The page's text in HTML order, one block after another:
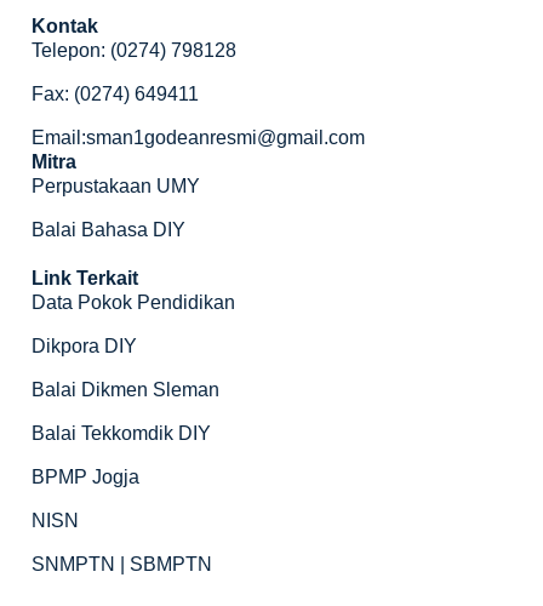
Kontak
Telepon: (0274) 798128
Fax: (0274) 649411
Email:sman1godeanresmi@gmail.com
Mitra
Perpustakaan UMY
Balai Bahasa DIY
Link Terkait
Data Pokok Pendidikan
Dikpora DIY
Balai Dikmen Sleman
Balai Tekkomdik DIY
BPMP Jogja
NISN
SNMPTN | SBMPTN